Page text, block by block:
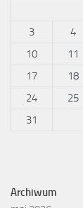
3
4
10
11
17
18
24
25
31
Archiwum